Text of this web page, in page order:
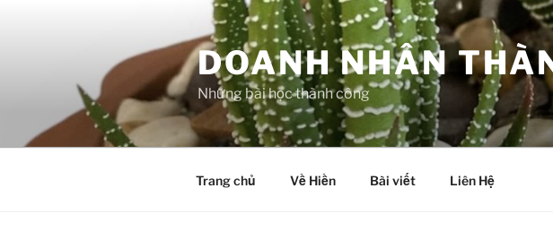
DOANH NHÂN
Những bài học thành công
Trang chủ Về Hiền Bài viết Liên Hệ